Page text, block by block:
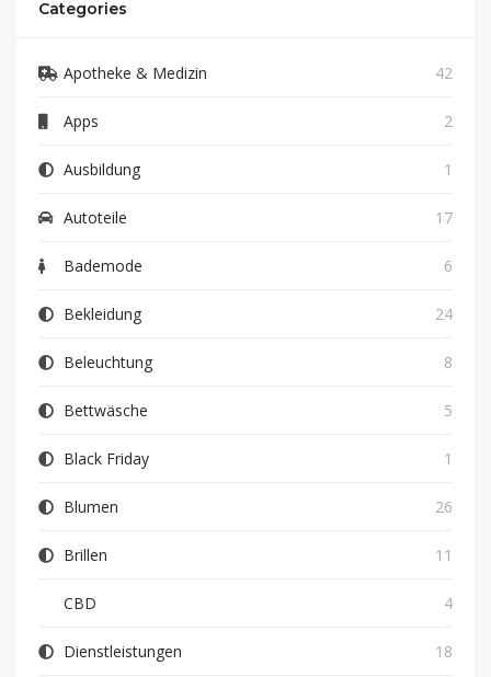
Categories
Apotheke & Medizin 42
Apps 2
Ausbildung 1
Autoteile 17
Bademode 6
Bekleidung 24
Beleuchtung 8
Bettwäsche 5
Black Friday 1
Blumen 26
Brillen 11
CBD 4
Dienstleistungen 18